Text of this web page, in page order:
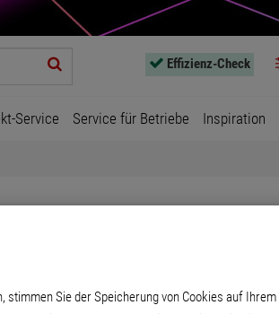
Effizienz-Check
Service Service für Betriebe Inspiration
stimmen Sie der Speicherung von Cookies auf Ihrem